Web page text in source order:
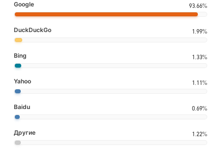
Google 93.66%
DuckDuckGo 1.99%
Bing 1.33%
Yahoo 1.11%
Baidu 0.69%
Другие 1.22%